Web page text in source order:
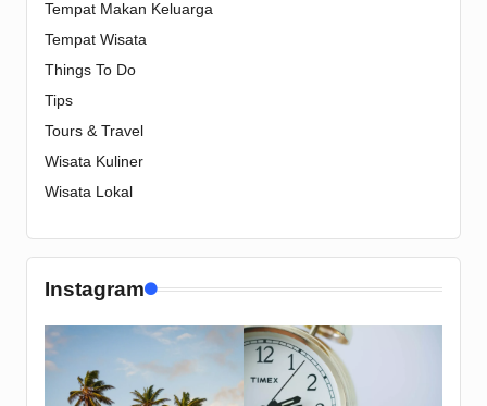
Tempat Makan Keluarga
Tempat Wisata
Things To Do
Tips
Tours & Travel
Wisata Kuliner
Wisata Lokal
Instagram